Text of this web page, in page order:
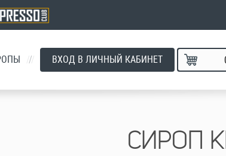
/ ВХОД В ЛИЧНЫЙ КАБИНЕТ
СИРОП